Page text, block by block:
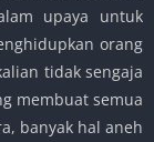
upaya untuk
orang
tidak sengaja
membuat semua
banyak hal aneh